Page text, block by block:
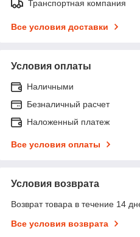
Транспортная компания
Все условия доставки
Условия оплаты
Наличными
Безналичный расчет
Наложенный платеж
Все условия оплаты
Условия возврата
Возврат товара в течение 14
Все условия возврата